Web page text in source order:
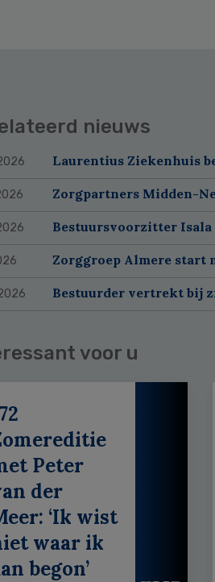
nieuws
Laurentius Ziekenhuis
Zorgpartners Midden-
Bestuursvoorzitter Isala
Zorggroep Almere start
Bestuurder vertrekt bij
voor u
Peter
der
‘Ik wist
waar ik
begon’